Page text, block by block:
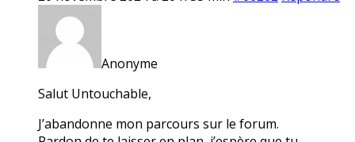
Anonyme
Salut Untouchable,
J’abandonne mon parcours sur le forum.